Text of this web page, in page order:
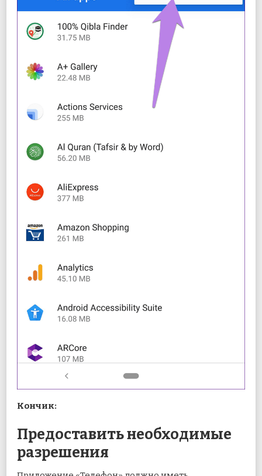
Кончик:
Предоставить необходимые
разрешения